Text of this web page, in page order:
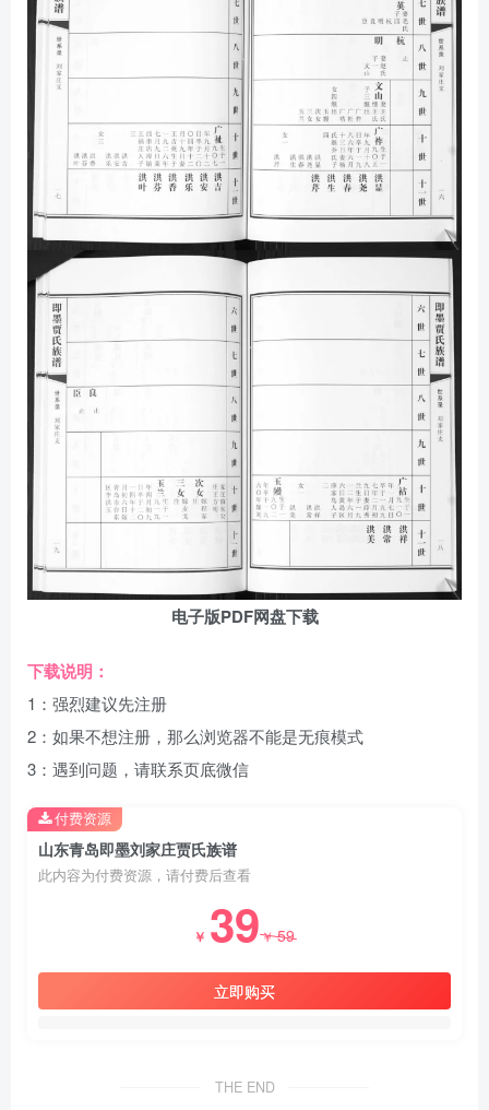
电子版PDF网盘下载
下载说明：
1：强烈建议先注册
2：如果不想注册，那么浏览器不能是无痕模式
3：遇到问题，请联系页底微信
山东青岛即墨刘家庄贾氏族谱
此内容为付费资源，请付费后查看
￥ 39￥59
立即购买
付费资源
THE END